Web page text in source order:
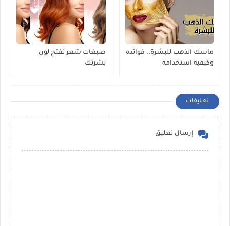
ماسك الذهب للبشرة.. فوائده
وكيفية استخدامه
صبغات شعر تفتح لون
بشرتك
تعليقات
إرسال تعليق